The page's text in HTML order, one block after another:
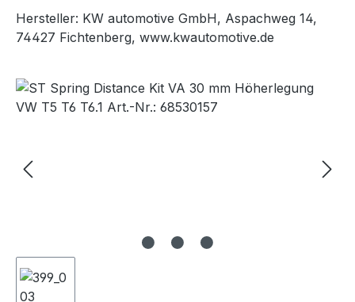
Hersteller: KW automotive GmbH, Aspachweg 14,
74427 Fichtenberg, www.kwautomotive.de
Bildergalerie überspringen